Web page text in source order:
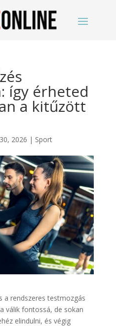
így érheted
a kitűzött
2026 | Sport
a rendszeres testmozgás
válik fontossá, de sokan
elindulni, és végig